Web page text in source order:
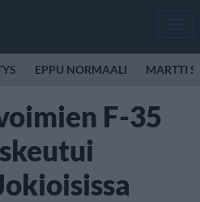
EPPU NORMAALI MARTTI
F-35